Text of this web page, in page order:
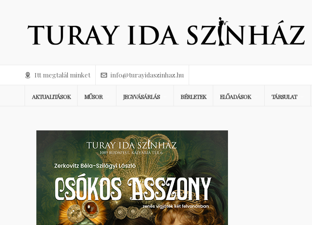
Itt megtalál minket info@turayidaszinhaz.hu
AKTUALITÁSOK MŰSOR JEGYVÁSÁRLÁS BÉRLETEK ELŐADÁSOK TÁRSULAT